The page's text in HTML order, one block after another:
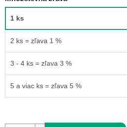
1 ks
2 ks = zľava 1 %
3 - 4 ks = zľava 3 %
5 a viac ks = zľava 5 %